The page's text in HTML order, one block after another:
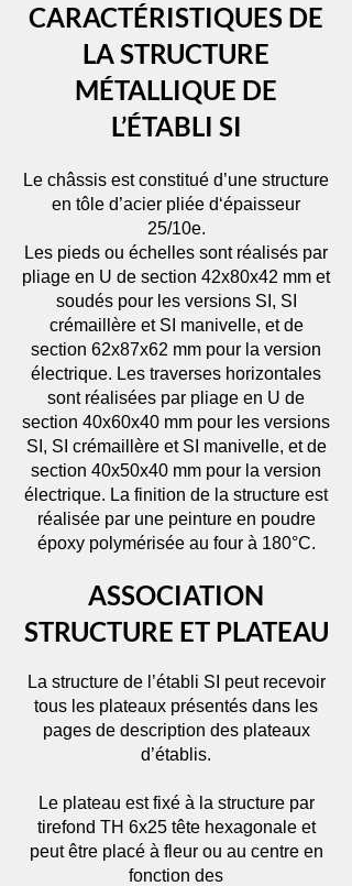
CARACTÉRISTIQUES DE
LA STRUCTURE
MÉTALLIQUE DE
L’ÉTABLI SI
Le châssis est constitué d’une structure
en tôle d’acier pliée d‘épaisseur
25/10e.
Les pieds ou échelles sont réalisés par
pliage en U de section 42x80x42 mm et
soudés pour les versions SI, SI
crémaillère et SI manivelle, et de
section 62x87x62 mm pour la version
électrique. Les traverses horizontales
sont réalisées par pliage en U de
section 40x60x40 mm pour les versions
SI, SI crémaillère et SI manivelle, et de
section 40x50x40 mm pour la version
électrique. La finition de la structure est
réalisée par une peinture en poudre
époxy polymérisée au four à 180°C.
ASSOCIATION
STRUCTURE ET PLATEAU
La structure de l’établi SI peut recevoir
tous les plateaux présentés dans les
pages de description des plateaux
d’établis.
Le plateau est fixé à la structure par
tirefond TH 6x25 tête hexagonale et
peut être placé à fleur ou au centre en
fonction des